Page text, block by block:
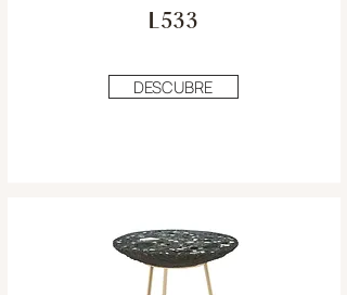
DESCUBRE
L533